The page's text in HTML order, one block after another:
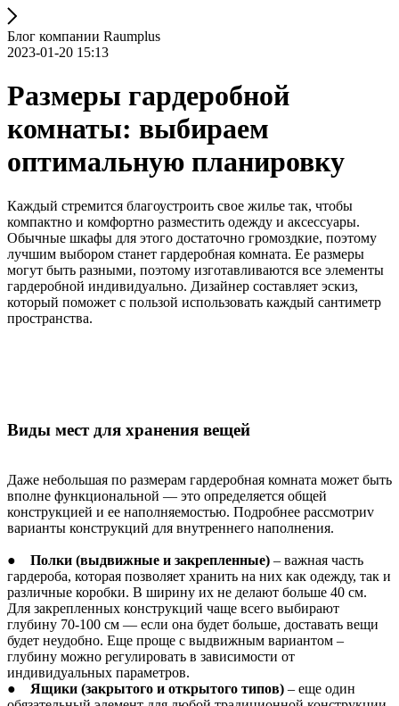
Блог компании Raumplus
2023-01-20 15:13
Размеры гардеробной
комнаты: выбираем
оптимальную планировку
Каждый стремится благоустроить свое жилье так, чтобы
компактно и комфортно разместить одежду и аксессуары.
Обычные шкафы для этого достаточно громоздкие, поэтому
лучшим выбором станет гардеробная комната. Ее размеры
могут быть разными, поэтому изготавливаются все элементы
гардеробной индивидуально. Дизайнер составляет эскиз,
который поможет с пользой использовать каждый сантиметр
пространства.
Виды мест для хранения вещей
Даже небольшая по размерам гардеробная комната может быть
вполне функциональной — это определяется общей
конструкцией и ее наполняемостью. Подробнее рассмотриv
варианты конструкций для внутреннего наполнения.
● Полки (выдвижные и закрепленные) – важная часть
гардероба, которая позволяет хранить на них как одежду, так и
различные коробки. В ширину их не делают больше 40 см.
Для закрепленных конструкций чаще всего выбирают
глубину 70-100 см — если она будет больше, доставать вещи
будет неудобно. Еще проще с выдвижным вариантом –
глубину можно регулировать в зависимости от
индивидуальных параметров.
● Ящики (закрытого и открытого типов) – еще один